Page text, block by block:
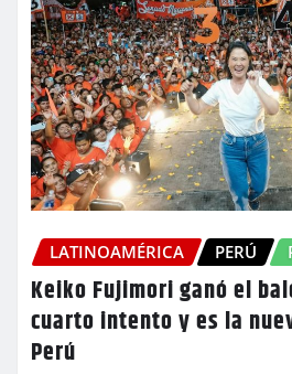
LATINOAMÉRICA PERÚ
Keiko Fujimori ganó el
cuarto intento y es la
Perú